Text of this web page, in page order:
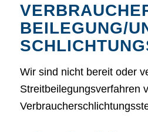
BEILEGUNG/
Wir sind nicht bereit oder
Streitbeilegungsverfahren